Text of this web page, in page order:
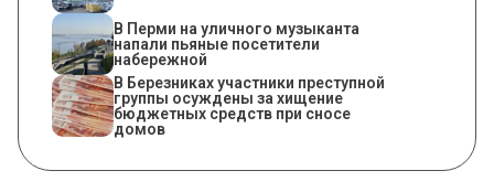
В Перми на уличного музыканта
напали пьяные посетители
набережной
В Березниках участники преступной
группы осуждены за хищение
бюджетных средств при сносе
домов